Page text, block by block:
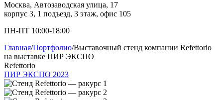
Москва, Автозаводская улица, 17
корпус 3, 1 подъезд, 3 этаж, офис 105
ПН-ПТ 10:00-18:00
Главная/Портфолио/Выставочный стенд компании Refettorio
на выставке ПИР ЭКСПО
Refettorio
ПИР ЭКСПО 2023